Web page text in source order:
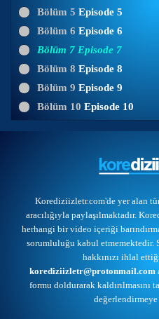
Bölüm 5 Episode 5
Bölüm 6 Episode 6
Bölüm 7 Episode 7
Bölüm 8 Episode 8
Bölüm 9 Episode 9
Bölüm 10 Episode 10
Korediziizletr.com'de yer alan
aracılığıyla paylaşılmaktadır.
herhangi bir video içeriği
sorumluluğu kabul
hakkınızı ihlal
korediziizletr@protonmail.com
formu doldurarak kaldırılmasını
değerlendirmeye